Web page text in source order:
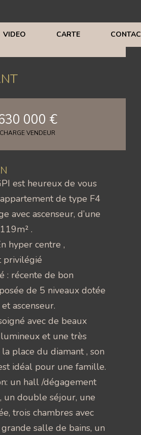
VIDEO CARTE
000 €
CHARGE VENDEUR
est heureux de vous
de type F4
avec ascenseur, d’une
.
hyper centre ,
privilégié
: récente de bon
de 5 niveaux dotée
ascenseur.
avec de beaux
et une très
place du diamant , son
idéal pour une famille.
un hall /dégagement
un double séjour, une
trois chambres avec
salle de bains, un